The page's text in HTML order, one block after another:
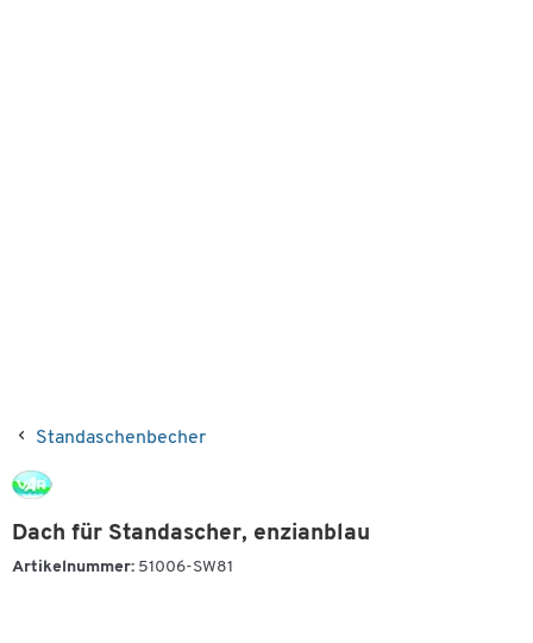
Standaschenbecher
Dach für Standascher, enzianblau
Artikelnummer: 51006-SW81